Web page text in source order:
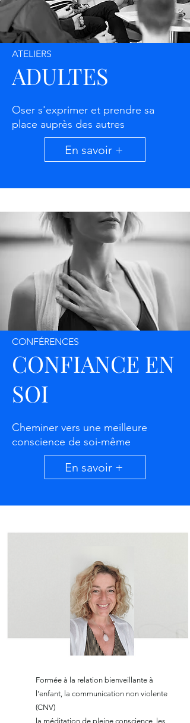
ATELIERS
ADULTES
Oser s'exprimer et prendre sa
place auprès des autres
En savoir +
CONFÉRENCES
CONFIANCE EN
SOI
Cheminer vers une meilleure
conscience de soi-même
En savoir +
Formée à la relation bienveillante à
l'enfant, la communication non violente
(CNV)
la méditation de pleine conscience, les